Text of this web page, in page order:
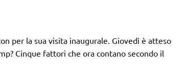
per la sua visita inaugurale. Giovedì è atteso
Cinque fattori che ora contano secondo il